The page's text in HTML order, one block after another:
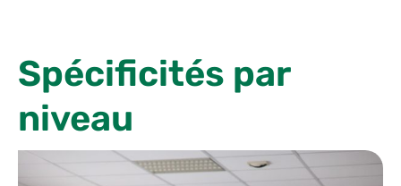
Spécificités par
niveau